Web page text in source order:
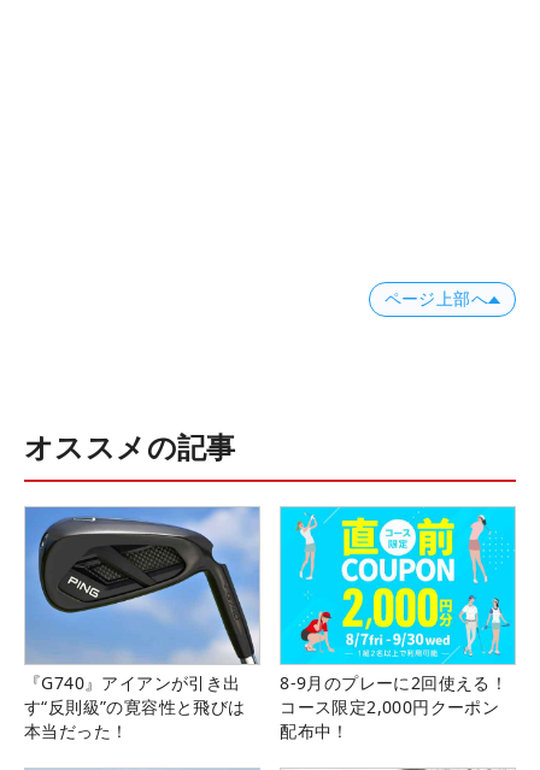
ページ上部へ
オススメの記事
『G740』アイアンが引き出
す“反則級”の寛容性と飛びは
本当だった！
8-9月のプレーに2回使える！
コース限定2,000円クーポン
配布中！